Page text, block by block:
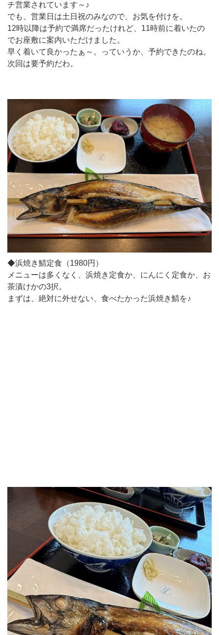
チ営業されています～♪
でも、営業日は土日祝のみなので、お気を付けを。
12時以降は予約で満席だったけれど、11時前に着いたの
でお座敷に案内いただけました。
早く着いて良かったぁ～。っていうか、予約できたのね。
次回は要予約だわ。
◆浜焼き鯖定食（1980円）
メニューは多くなく、浜焼き定食か、にんにく定食か、お
茶漬けかの3択。
まずは、絶対に外せない、食べたかった浜焼き鯖を♪